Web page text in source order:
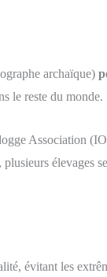
archaïque)
le reste du monde.
Association
élevages
évitant les